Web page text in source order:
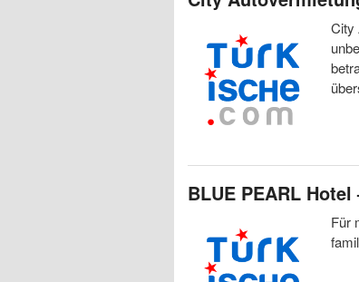
City
BLUE PEARL
Für